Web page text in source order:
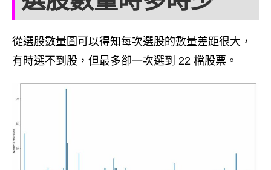
從選股數量圖可以得知每次選股的數量差距很大，
有時選不到股，但最多卻一次選到 22 檔股票。